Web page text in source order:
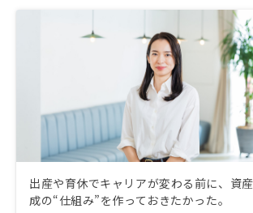
出産や育休でキャリアが変わる前に、資
成の“仕組み”を作っておきたかった。